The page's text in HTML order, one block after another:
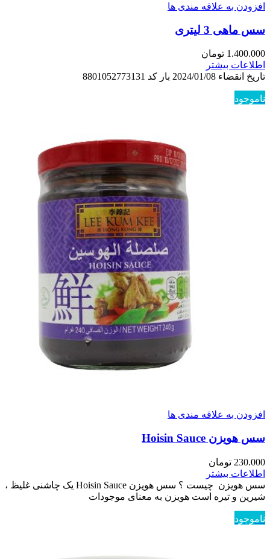
افزودن به علاقه مندی ها
سس ماهی 3 لیتری
1.400.000 تومان
اطلاعات بیشتر
تاریخ انقضاء 2024/01/08 بار کد 8801052773131
ناموجود
افزودن به علاقه مندی ها
سس هویزن Hoisin Sauce
230.000 تومان
اطلاعات بیشتر
سس هویزن چیست ؟ سس هویزن Hoisin Sauce یک چاشنی غلیظ ،
شیرین و تیره است هویزن به معنای موجودات
ناموجود